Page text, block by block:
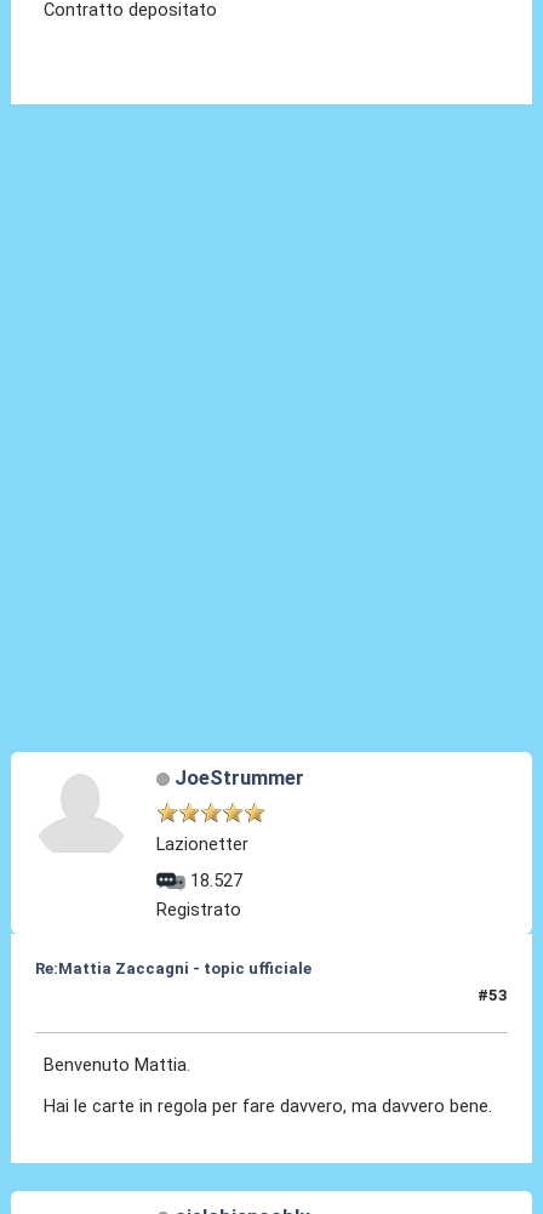
Contratto depositato
JoeStrummer
Lazionetter
18.527
Registrato
Re:Mattia Zaccagni - topic ufficiale
#53
Benvenuto Mattia.
Hai le carte in regola per fare davvero, ma davvero bene.